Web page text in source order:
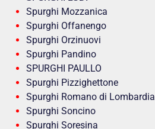
Spurghi Mozzanica
Spurghi Offanengo
Spurghi Orzinuovi
Spurghi Pandino
SPURGHI PAULLO
Spurghi Pizzighettone
Spurghi Romano di Lombardia
Spurghi Soncino
Spurghi Soresina